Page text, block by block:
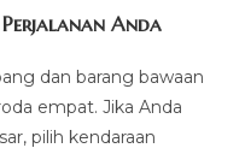
Perjalanan Anda
dan barang bawaan
empat. Jika Anda
pilih kendaraan